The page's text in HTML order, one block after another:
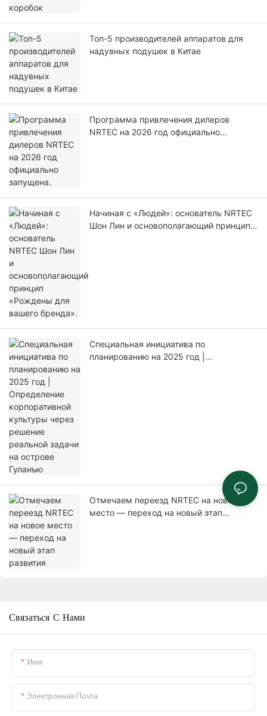
Топ-5 производителей аппаратов для
надувных подушек в Китае
Программа привлечения дилеров
NRTEC на 2026 год официально
Начиная с «Людей»: основатель NRTEC
Шон Лин и основополагающий принцип
Специальная инициатива по
планированию на 2025 год |
Отмечаем переезд NRTEC на новое
место — переход на новый этап
Связаться С Нами
Имя
Электронная Почта